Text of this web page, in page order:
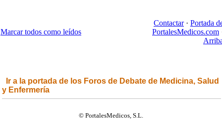
Marcar todos como leídos
Contactar· Portada
PortalesMedicos.com
Ir a la portada de los Foros de Debate de Medicina, Salud
y Enfermería
© PortalesMedicos, S.L.